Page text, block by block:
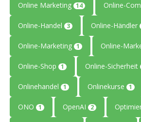
Online Marketing 14 Online-
Online-Handel 3 Online-Händler
Online-Marketing 1 Online-
Online-Shop 1 Online-Sicherheit
Onlinehandel 1 Onlinekurse 1
ONO 1 OpenAI 2